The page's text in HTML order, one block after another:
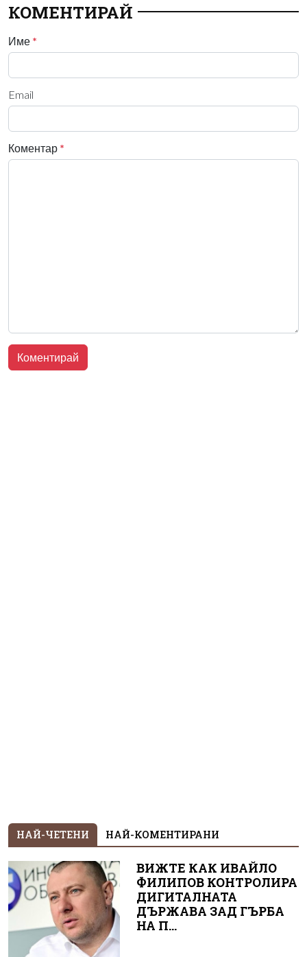
КОМЕНТИРАЙ
Име *
Email
Коментар *
НАЙ-ЧЕТЕНИ НАЙ-КОМЕНТИРАНИ
ВИЖТЕ КАК ИВАЙЛО
ФИЛИПОВ КОНТРОЛИРА
ДИГИТАЛНАТА
ДЪРЖАВА ЗАД ГЪРБА
НА П...